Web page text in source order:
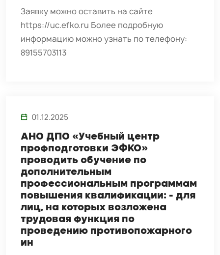
Заявку можно оставить на сайте
https://uc.efko.ru Более подробную
информацию можно узнать по телефону:
89155703113
01.12.2025
АНО ДПО «Учебный центр
профподготовки ЭФКО»
проводить обучение по
дополнительным
профессиональным программам
повышения квалификации: - для
лиц, на которых возложена
трудовая функция по
проведению противопожарного
ин